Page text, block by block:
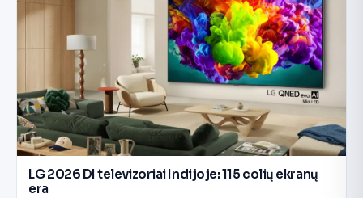
LG 2026 DI televizoriai Indijoje: 115 colių ekranų
era